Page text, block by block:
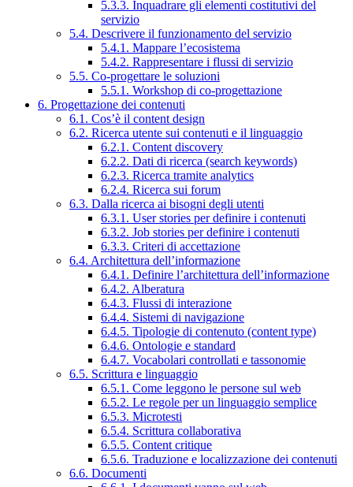
5.3.3. Inquadrare gli elementi costitutivi del
servizio
5.4. Descrivere il funzionamento del servizio
5.4.1. Mappare l’ecosistema
5.4.2. Rappresentare i flussi di servizio
5.5. Co-progettare le soluzioni
5.5.1. Workshop di co-progettazione
6. Progettazione dei contenuti
6.1. Cos’è il content design
6.2. Ricerca utente sui contenuti e il linguaggio
6.2.1. Content discovery
6.2.2. Dati di ricerca (search keywords)
6.2.3. Ricerca tramite analytics
6.2.4. Ricerca sui forum
6.3. Dalla ricerca ai bisogni degli utenti
6.3.1. User stories per definire i contenuti
6.3.2. Job stories per definire i contenuti
6.3.3. Criteri di accettazione
6.4. Architettura dell’informazione
6.4.1. Definire l’architettura dell’informazione
6.4.2. Alberatura
6.4.3. Flussi di interazione
6.4.4. Sistemi di navigazione
6.4.5. Tipologie di contenuto (content type)
6.4.6. Ontologie e standard
6.4.7. Vocabolari controllati e tassonomie
6.5. Scrittura e linguaggio
6.5.1. Come leggono le persone sul web
6.5.2. Le regole per un linguaggio semplice
6.5.3. Microtesti
6.5.4. Scrittura collaborativa
6.5.5. Content critique
6.5.6. Traduzione e localizzazione dei contenuti
6.6. Documenti